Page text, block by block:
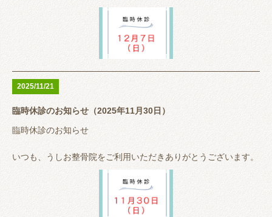
空手の試合帯同のため休診とさせていただきます。
大変ご迷惑おかけしますがよろしくお願いいたします。
うしお整骨院は完全予約制ではありませんが、予約が埋まってい
る時は待っていただくこともありますので事前に来院が分かる方
【LINEでメッセージ 又は 電話（0647001131）】
いただけるとスムーズに案内できると思います。
2025/11/21
臨時休診のお知らせ（2025年11月30日）
臨時休診のお知らせ
いつも、うしお整骨院をご利用いただきありがとうございます。
空手の試合帯同のため休診とさせていただきます。